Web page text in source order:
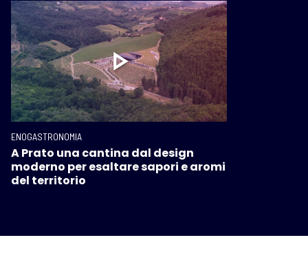
ENOGASTRONOMIA
A Prato una cantina dal design
moderno per esaltare sapori e aromi
del territorio